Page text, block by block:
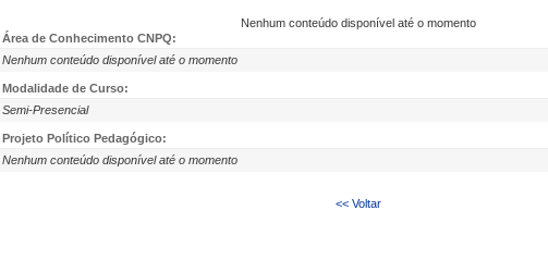
Nenhum conteúdo disponível até o momento
Área de Conhecimento CNPQ:
Nenhum conteúdo disponível até o momento
Modalidade de Curso:
Semi-Presencial
Projeto Político Pedagógico:
Nenhum conteúdo disponível até o momento
<< Voltar